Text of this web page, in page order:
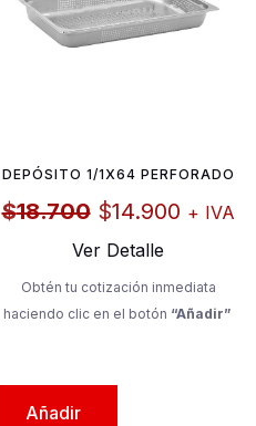
DEPÓSITO 1/1X64 PERFORADO
$18.700
El
precio
original
$18.700.
$14.900precio
$14.900.
+ IVA
Ver Detalle
Obtén tu cotización inmediata
haciendo clic en el botón “Añadir”
Añadir